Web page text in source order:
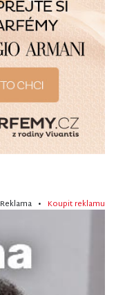
Reklama • Koupit reklamu